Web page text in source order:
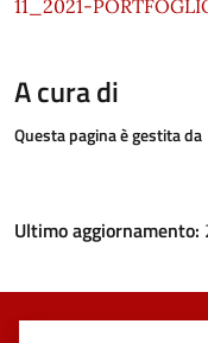
11_2021-
A cura di
Questa pagina è gestita da
Ultimo aggiornamento: